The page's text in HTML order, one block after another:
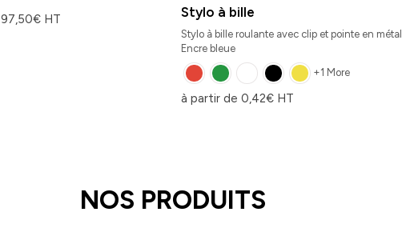
97,50€ HT Stylo à bille
Stylo à bille roulante avec clip et pointe en métal
Encre bleue
+1 More
à partir de 0,42€ HT
NOS PRODUITS